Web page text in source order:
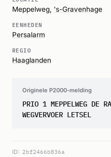
Meppelweg, 's-Gravenhage
EENHEDEN
Persalarm
REGIO
Haaglanden
Originele P2000-melding
PRIO 1 MEPPELWEG DE
WEGVERVOER LETSEL
ID: 2bf2466b836a